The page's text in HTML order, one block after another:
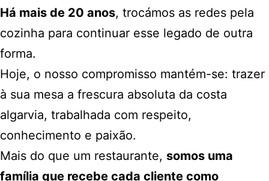
Há mais de 20 anos, trocámos as redes pela
cozinha para continuar esse legado de outra
forma.
Hoje, o nosso compromisso mantém-se: trazer
à sua mesa a frescura absoluta da costa
algarvia, trabalhada com respeito,
conhecimento e paixão.
Mais do que um restaurante, somos uma
família que recebe cada cliente como